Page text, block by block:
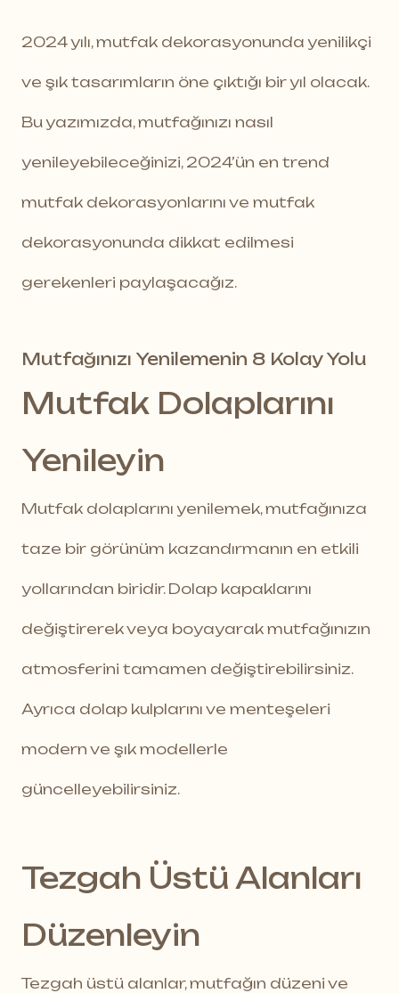
2024 yılı, mutfak dekorasyonunda yenilikçi
ve şık tasarımların öne çıktığı bir yıl olacak.
Bu yazımızda, mutfağınızı nasıl
yenileyebileceğinizi, 2024’ün en trend
mutfak dekorasyonlarını ve mutfak
dekorasyonunda dikkat edilmesi
gerekenleri paylaşacağız.
Mutfağınızı Yenilemenin 8 Kolay Yolu
Mutfak Dolaplarını
Yenileyin
Mutfak dolaplarını yenilemek, mutfağınıza
taze bir görünüm kazandırmanın en etkili
yollarından biridir. Dolap kapaklarını
değiştirerek veya boyayarak mutfağınızın
atmosferini tamamen değiştirebilirsiniz.
Ayrıca dolap kulplarını ve menteşeleri
modern ve şık modellerle
güncelleyebilirsiniz.
Tezgah Üstü Alanları
Düzenleyin
Tezgah üstü alanlar, mutfağın düzeni ve